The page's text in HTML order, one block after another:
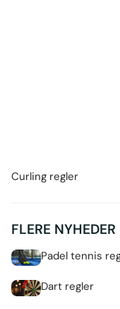
Curling regler
FLERE NYHEDER
Padel tennis
Dart regler